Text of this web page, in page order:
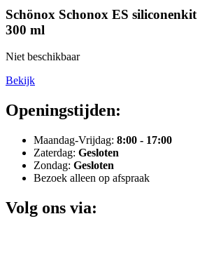
Schönox Schonox ES
300 ml
Niet beschikbaar
Bekijk
Openingstijden:
Maandag-Vrijdag: 8:00 - 17:00
Zaterdag: Gesloten
Zondag: Gesloten
Bezoek alleen op afspraak
Volg ons via: